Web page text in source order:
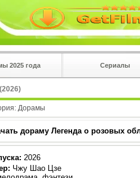
2025 года Сериалы
Дорамы
дораму Легенда о розовых
: 2026
: Чжу Шао Цзе
в плеере
сперва